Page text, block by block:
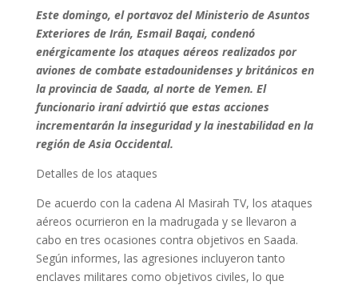
Este domingo, el portavoz del Ministerio de Asuntos
Exteriores de Irán, Esmail Baqai, condenó
enérgicamente los ataques aéreos realizados por
aviones de combate estadounidenses y británicos en
la provincia de Saada, al norte de Yemen. El
funcionario iraní advirtió que estas acciones
incrementarán la inseguridad y la inestabilidad en la
región de Asia Occidental.
Detalles de los ataques
De acuerdo con la cadena Al Masirah TV, los ataques
aéreos ocurrieron en la madrugada y se llevaron a
cabo en tres ocasiones contra objetivos en Saada.
Según informes, las agresiones incluyeron tanto
enclaves militares como objetivos civiles, lo que